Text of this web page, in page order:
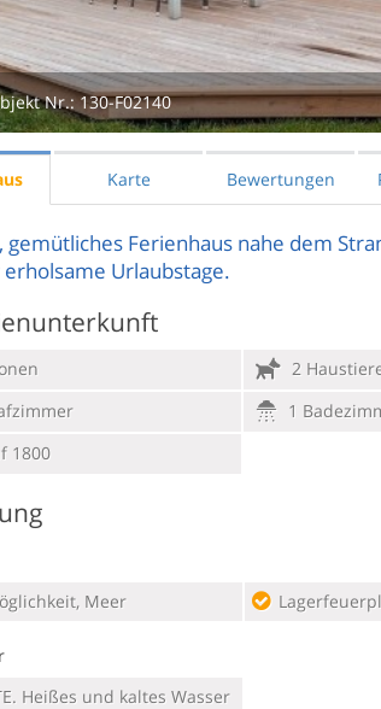
Nr.:130-F02140
Karte Bewertungen
gemütliches Ferienhaus nahe dem
Urlaubstage.
2
1
1800
Meer
Heißes und kaltes Wasser